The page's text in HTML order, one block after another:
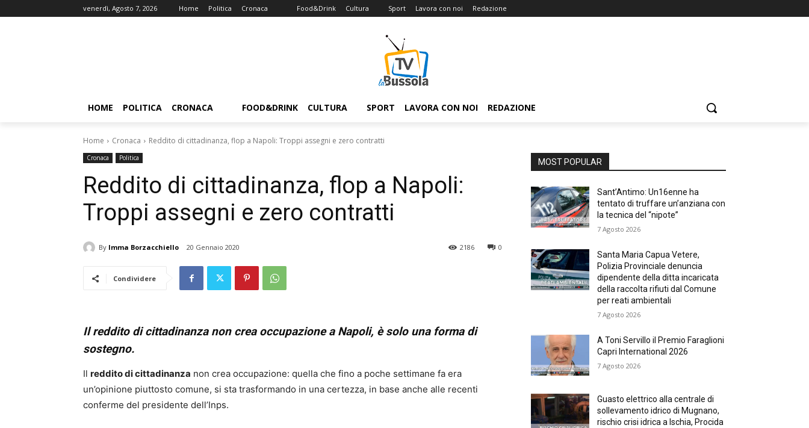
venerdì, Agosto 7, 2026 Home Politica Cronaca Food&Drink Cultura Sport Lavora con noi Redazione
HOME POLITICA CRONACA FOOD&DRINK CULTURA SPORT LAVORA CON NOI REDAZIONE
Home Cronaca Reddito di cittadinanza, flop a Napoli: Troppi assegni e zero contratti
Cronaca Politica
Reddito di cittadinanza, flop a Napoli:
Troppi assegni e zero contratti
By Imma Borzacchiello 20 Gennaio 2020 0
2186
Condividere
Il reddito di cittadinanza non crea occupazione a Napoli, è solo una forma di
sostegno.
Il reddito di cittadinanza non crea occupazione: quella che fino a poche settimane fa era
un’opinione piuttosto comune, si sta trasformando in una certezza, in base anche alle recenti
conferme del presidente dell’Inps.
MOST POPULAR
Sant’Antimo: Un16enne ha
tentato di truffare un’anziana con
la tecnica del “nipote”
7 Agosto 2026
Santa Maria Capua Vetere,
Polizia Provinciale denuncia
dipendente della ditta incaricata
della raccolta rifiuti dal Comune
per reati ambientali
7 Agosto 2026
A Toni Servillo il Premio Faraglioni
Capri International 2026
7 Agosto 2026
Guasto elettrico alla centrale di
sollevamento idrico di Mugnano,
rischio crisi idrica a Ischia, Procida